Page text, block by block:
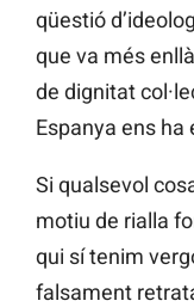
qüestió
que va més
de dignitat
Espanya ens ha
Si qualsevol
motiu de rialla
qui sí tenim
falsament